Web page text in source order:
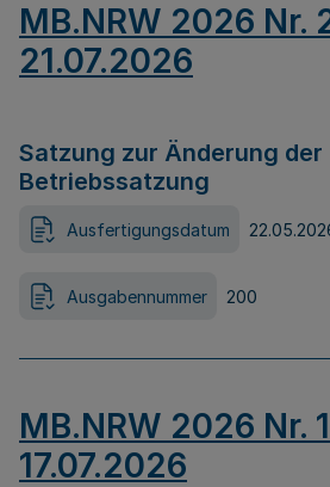
MB.NRW 2026 Nr.
21.07.2026
Satzung zur Änderung der
Betriebssatzung
Ausfertigungsdatum
Ausgabennummer 200
MB.NRW 2026 Nr.
17.07.2026